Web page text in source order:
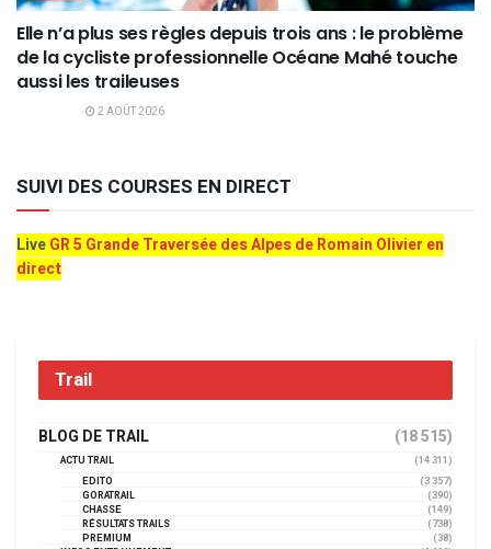
Elle n’a plus ses règles depuis trois ans : le problème
de la cycliste professionnelle Océane Mahé touche
aussi les traileuses
2 AOÛT 2026
SUIVI DES COURSES EN DIRECT
LiveGR 5 Grande Traversée des Alpes de Romain Olivier en
direct
Trail
BLOG DE TRAIL (18 515)
ACTU TRAIL
(14 311)
EDITO
(3 357)
GORATRAIL
(390)
CHASSE
(149)
RÉSULTATS TRAILS
(738)
PREMIUM
(38)